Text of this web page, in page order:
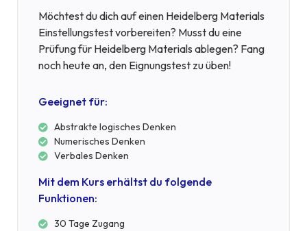
Möchtest du dich auf einen Heidelberg Materials
Einstellungstest vorbereiten? Musst du eine
Prüfung für Heidelberg Materials ablegen? Fang
noch heute an, den Eignungstest zu üben!
Geeignet für:
Abstrakte logisches Denken
Numerisches Denken
Verbales Denken
Mit dem Kurs erhältst du folgende
Funktionen:
30 Tage Zugang